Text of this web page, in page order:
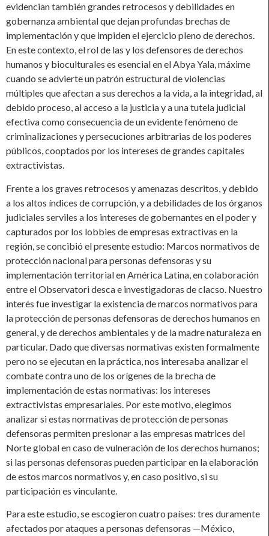
evidencian también grandes retrocesos y debilidades en
gobernanza ambiental que dejan profundas brechas de
implementación y que impiden el ejercicio pleno de derechos.
En este contexto, el rol de las y los defensores de derechos
humanos y bioculturales es esencial en el Abya Yala, máxime
cuando se advierte un patrón estructural de violencias
múltiples que afectan a sus derechos a la vida, a la integridad, al
debido proceso, al acceso a la justicia y a una tutela judicial
efectiva como consecuencia de un evidente fenómeno de
criminalizaciones y persecuciones arbitrarias de los poderes
públicos, cooptados por los intereses de grandes capitales
extractivistas.
Frente a los graves retrocesos y amenazas descritos, y debido
a los altos índices de corrupción, y a debilidades de los órganos
judiciales serviles a los intereses de gobernantes en el poder y
capturados por los lobbies de empresas extractivas en la
región, se concibió el presente estudio: Marcos normativos de
protección nacional para personas defensoras y su
implementación territorial en América Latina, en colaboración
entre el Observatori desca e investigadoras de clacso. Nuestro
interés fue investigar la existencia de marcos normativos para
la protección de personas defensoras de derechos humanos en
general, y de derechos ambientales y de la madre naturaleza en
particular. Dado que diversas normativas existen formalmente
pero no se ejecutan en la práctica, nos interesaba analizar el
combate contra uno de los orígenes de la brecha de
implementación de estas normativas: los intereses
extractivistas empresariales. Por este motivo, elegimos
analizar si estas normativas de protección de personas
defensoras permiten presionar a las empresas matrices del
Norte global en caso de vulneración de los derechos humanos;
si las personas defensoras pueden participar en la elaboración
de estos marcos normativos y, en caso positivo, si su
participación es vinculante.
Para este estudio, se escogieron cuatro países: tres duramente
afectados por ataques a personas defensoras —México,